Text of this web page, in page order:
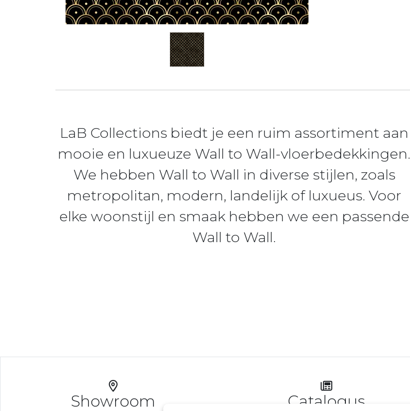
LaB Collections biedt je een ruim assortiment aan
mooie en luxueuze Wall to Wall-vloerbedekkingen.
We hebben Wall to Wall in diverse stijlen, zoals
metropolitan, modern, landelijk of luxueus. Voor
elke woonstijl en smaak hebben we een passende
Wall to Wall.
Showroom Catalogus